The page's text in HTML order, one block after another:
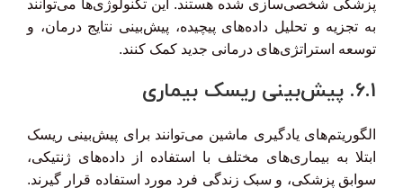
پزشکی شخصی‌سازی شده هستند. این تکنولوژی‌ها می‌توانند
به تجزیه و تحلیل داده‌های پیچیده، پیش‌بینی نتایج درمان، و
توسعه استراتژی‌های درمانی جدید کمک کنند.
6.1. پیش‌بینی ریسک بیماری
الگوریتم‌های یادگیری ماشین می‌توانند برای پیش‌بینی ریسک
ابتلا به بیماری‌های مختلف با استفاده از داده‌های ژنتیکی،
سوابق پزشکی، و سبک زندگی فرد مورد استفاده قرار گیرند.